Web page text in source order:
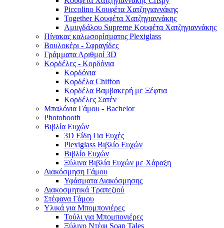
Piccolino Κουφέτα Χατζηγιαννάκης
Together Κουφέτα Χατζηγιαννάκης
Αμυγδάλου Supreme Κουφέτα Χατζηγιαννάκης
Πίνακας καλωσορίσματος Plexiglass
Βουλοκέρι - Σφραγίδες
Γράμματα Αριθμοί 3D
Κορδέλες - Κορδόνια
Κορδόνια
Κορδέλα Chiffon
Κορδέλα Βαμβακερή με Ξέφτια
Κορδέλες Σατέν
Μπαλόνια Γάμου - Bachelor
Photobooth
Βιβλία Ευχών
3D Είδη Για Ευχές
Plexiglass Βιβλίο Ευχών
Βιβλίο Ευχών
Ξύλινα Βιβλία Ευχών με Χάραξη
Διακόσμηση Γάμου
Υφάσματα Διακόσμησης
Διακοσμητικά Τραπεζιού
Στέφανα Γάμου
Υλικά για Μπομπονιέρες
Τούλι για Μπομπονιέρες
Ξύλινο Ντέφι Soap Tales